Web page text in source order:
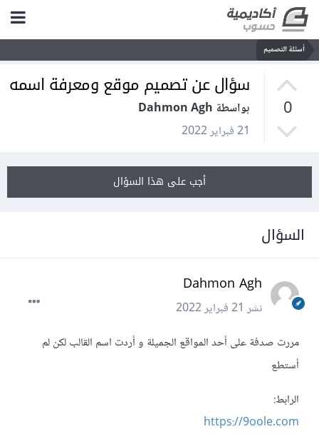
أسئلة التصميم
0
سؤال عن تصميم موقع ومعرفة اسمه
بواسطة Dahmon Agh
21 فبراير 2022
أجب على هذا السؤال
السؤال
Dahmon Agh
نشر21 فبراير 2022
مررت صدفة على أحد المواقع الجميلة و أردت اسم القالب لكن لم
أستطع
الرابط:
https://9oole.com